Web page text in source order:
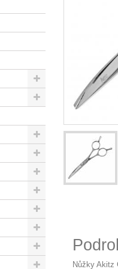
Nůžky Akitz